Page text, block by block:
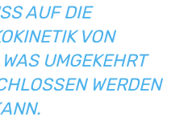
AUF DIE
VON
UMGEKEHRT
WERDEN